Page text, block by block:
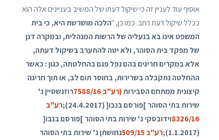
אוסיף עוד לעניין זה כי שיקול דעתו של המשיב בעניינים אלה הוא
ככלל שיקול דעת רחב. כמו כן, "הלכה מושרשת היא, כי בית
המשפט אינו בא בנעליה של הרשות המנהלית, ובמקרה דנן
של מפקד בית הסוהר, ולא יטה להתערב בשיקול דעתה,
אלא במקרים חריגים בהם נפל פגם בהחלטתה, כגון : כאשר
ההחלטה נתקבלה בשרירות, בחוסר תום לב, או תוך חריגה
קיצונית ממתחם הסבירות(רע"ב 7588/16
רוזנשטיין נ'
שירות בתי הסוהר ]פורסם בנבו[ (24.4.2017);
רע"ב
8326/16וידובסקי נ' שירות בתי הסוהר ]פורסם בנבו[
(1.1.2017);
רע"ב 509/15
נחושתן נ' שירות בתי הסוהר